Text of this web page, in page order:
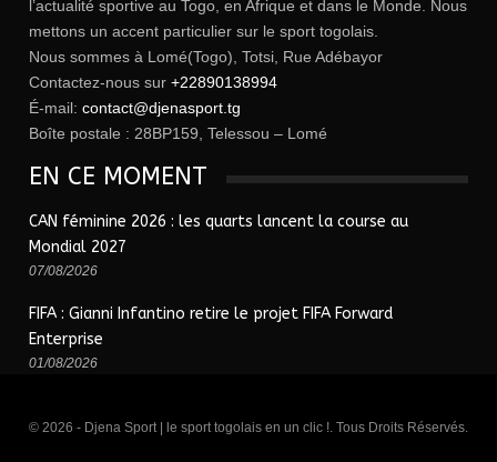
l’actualité sportive au Togo, en Afrique et dans le Monde. Nous
mettons un accent particulier sur le sport togolais.
Nous sommes à Lomé(Togo), Totsi, Rue Adébayor
Contactez-nous sur +22890138994
É-mail: contact@djenasport.tg
Boîte postale : 28BP159, Telessou – Lomé
EN CE MOMENT
CAN féminine 2026 : les quarts lancent la course au
Mondial 2027
07/08/2026
FIFA : Gianni Infantino retire le projet FIFA Forward
Enterprise
01/08/2026
© 2026 - Djena Sport | le sport togolais en un clic !. Tous Droits Réservés.